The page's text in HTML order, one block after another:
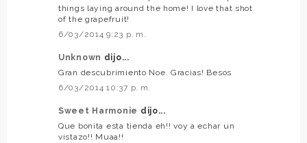
things laying around the home! I love that shot
of the grapefruit!
6/03/2014 9:23 p. m.
Unknown dijo...
Gran descubrimiento Noe. Gracias! Besos
6/03/2014 10:37 p. m.
Sweet Harmonie dijo...
Que bonita esta tienda eh!! voy a echar un
vistazo!! Muaa!!